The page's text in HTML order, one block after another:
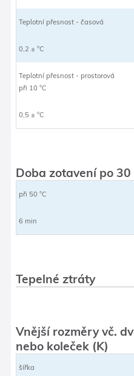
Teplotní přesnost - časová
0,2 ± °C
Teplotní přesnost - prostorová
při 10 °C
0,5 ± °C
Doba zotavení po
při 50 °C
6 min
Tepelné ztráty
Vnější rozměry vč.
nebo koleček (K)
šířka